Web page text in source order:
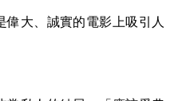
大、誠實的電影上吸引人